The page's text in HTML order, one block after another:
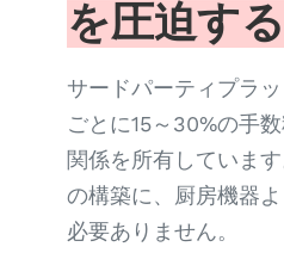
を圧迫する
サードパーティプラ
ごとに15～30%の手
関係を所有していま
の構築に、厨房機器
必要ありません。